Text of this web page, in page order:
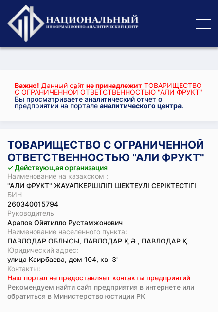
Важно! Данный сайт не принадлежит ТОВАРИЩЕСТВО
С ОГРАНИЧЕННОЙ ОТВЕТСТВЕННОСТЬЮ "АЛИ ФРУКТ"
Вы просматриваете аналитический отчет о
предприятии на портале аналитического центра.
ТОВАРИЩЕСТВО С ОГРАНИЧЕННОЙ
ОТВЕТСТВЕННОСТЬЮ "АЛИ ФРУКТ"
✓ Действующая организация
Наименование на казахском :
"АЛИ ФРУКТ" ЖАУАПКЕРШІЛІГІ ШЕКТЕУЛІ СЕРІКТЕСТІГІ
БИН
260340015794
Руководитель
Арапов Ойятилло Рустамжонович
Наименование населенного пункта:
ПАВЛОДАР ОБЛЫСЫ, ПАВЛОДАР Қ.Ә., ПАВЛОДАР Қ.
Юридический адрес:
улица Каирбаева, дом 104, кв. 3'
Koнтaкты:
Наш портал не предоставляет контакты предприятий
Рекомендуем найти сайт предприятия в интернете или
обратиться в Министерство юстиции РК